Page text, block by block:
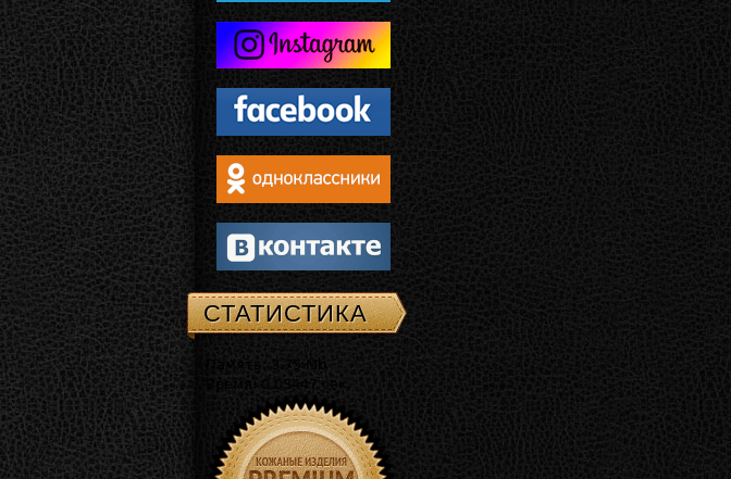
СТАТИСТИКА
Память: 3.75 Mb
Время: 0.03447 сек.